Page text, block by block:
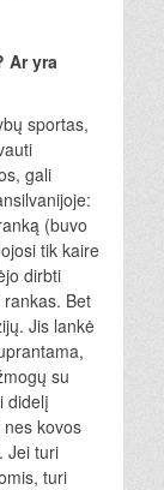
Ar yra
sportas,
gali
(buvo
tik kaire
dirbti
Bet
Jis lankė
su
didelį
kovos
Jei turi
turi